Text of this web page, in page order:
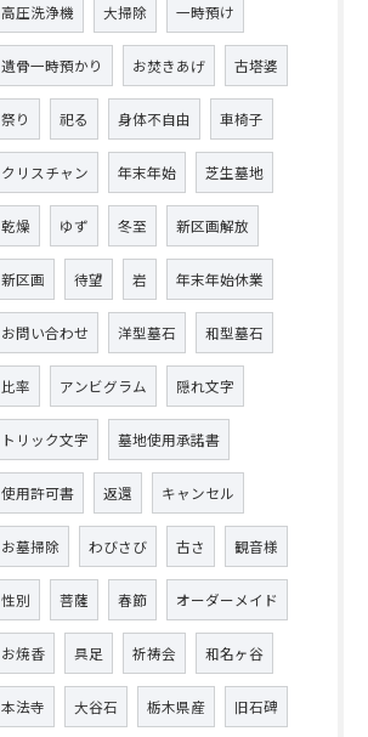
高圧洗浄機 大掃除 一時預け
遺骨一時預かり お焚きあげ 古塔婆
祭り 祀る 身体不自由 車椅子
クリスチャン 年末年始 芝生墓地
乾燥 ゆず 冬至 新区画解放
新区画 待望 岩 年末年始休業
お問い合わせ 洋型墓石 和型墓石
比率 アンビグラム 隠れ文字
トリック文字 墓地使用承諾書
使用許可書 返還 キャンセル
お墓掃除 わびさび 古さ 観音様
性別 菩薩 春節 オーダーメイド
お焼香 具足 祈祷会 和名ヶ谷
本法寺 大谷石 栃木県産 旧石碑